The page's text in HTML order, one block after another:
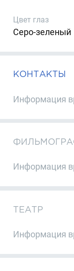
Цвет глаз
Серо-зеленый
КОНТАКТЫ
Информация
Информация
ТЕАТР
Информация